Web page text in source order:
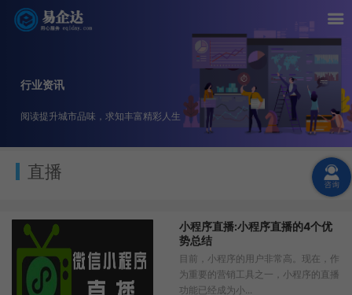
行业资讯
阅读提升城市品味，求知丰富精彩人生
直播
小程序直播:小程序直播的4个优
势总结
目前，小程序的用户非常高。现在，作
为重要的营销工具之一，小程序的直播
功能已经成为小...